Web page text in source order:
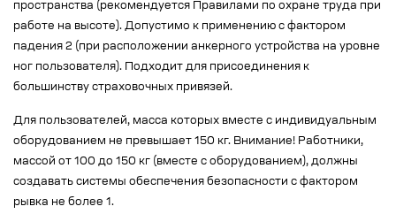
пространства (рекомендуется Правилами по охране труда при
работе на высоте). Допустимо к применению с фактором
падения 2 (при расположении анкерного устройства на уровне
ног пользователя). Подходит для присоединения к
большинству страховочных привязей.
Для пользователей, масса которых вместе с индивидуальным
оборудованием не превышает 150 кг. Внимание! Работники,
массой от 100 до 150 кг (вместе с оборудованием), должны
создавать системы обеспечения безопасности с фактором
рывка не более 1.